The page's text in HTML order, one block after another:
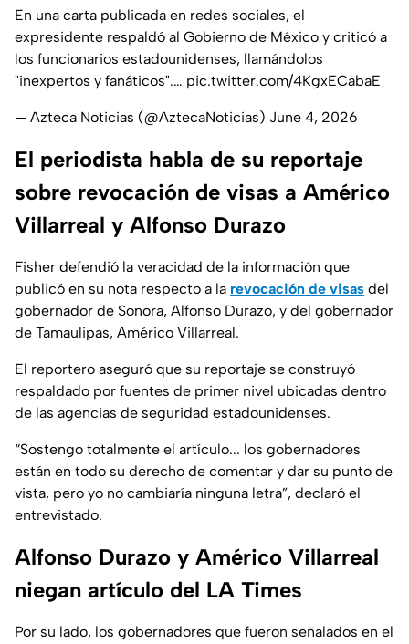
En una carta publicada en redes sociales, el
expresidente respaldó al Gobierno de México y criticó a
los funcionarios estadounidenses, llamándolos
"inexpertos y fanáticos".… pic.twitter.com/4KgxECabaE
— Azteca Noticias (@AztecaNoticias) June 4, 2026
El periodista habla de su reportaje
sobre revocación de visas a Américo
Villarreal y Alfonso Durazo
Fisher defendió la veracidad de la información que
publicó en su nota respecto a la revocación de visas del
gobernador de Sonora, Alfonso Durazo, y del gobernador
de Tamaulipas, Américo Villarreal.
El reportero aseguró que su reportaje se construyó
respaldado por fuentes de primer nivel ubicadas dentro
de las agencias de seguridad estadounidenses.
“Sostengo totalmente el artículo... los gobernadores
están en todo su derecho de comentar y dar su punto de
vista, pero yo no cambiaría ninguna letra”, declaró el
entrevistado.
Alfonso Durazo y Américo Villarreal
niegan artículo del LA Times
Por su lado, los gobernadores que fueron señalados en el